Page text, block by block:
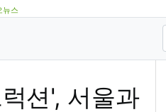
뉴스
션', 서울과